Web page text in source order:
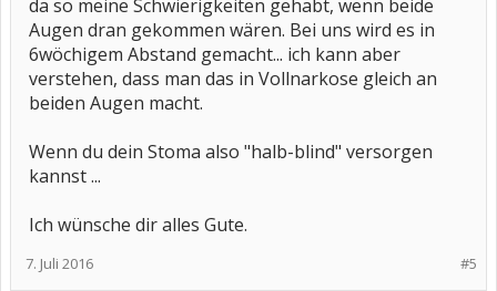
da so meine Schwierigkeiten gehabt, wenn beide
Augen dran gekommen wären. Bei uns wird es in
6wöchigem Abstand gemacht... ich kann aber
verstehen, dass man das in Vollnarkose gleich an
beiden Augen macht.
Wenn du dein Stoma also "halb-blind" versorgen
kannst ...
Ich wünsche dir alles Gute.
#5
7. Juli 2016